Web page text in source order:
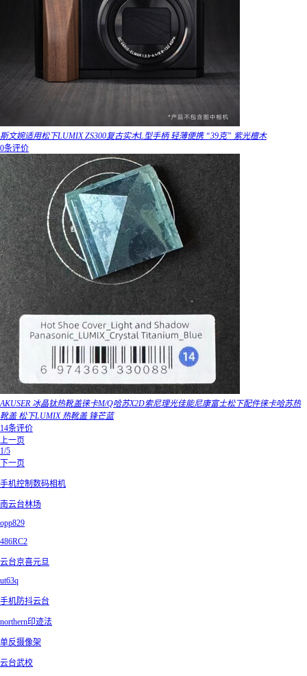
斯文婉适用松下LUMIX ZS300复古实木L型手柄 轻薄便携 “39克” 紫光檀木
0条评价
AKUSER 冰晶钛热靴盖徕卡M/Q哈苏X2D索尼理光佳能尼康富士松下配件徕卡哈苏热
靴盖 松下LUMIX 热靴盖 锋芒蓝
14条评价
上一页
1/5
下一页
手机控制数码相机
南云台林场
opp829
486RC2
云台京喜元旦
ut63q
手机防抖云台
northern印迹法
单反摄像架
云台武校